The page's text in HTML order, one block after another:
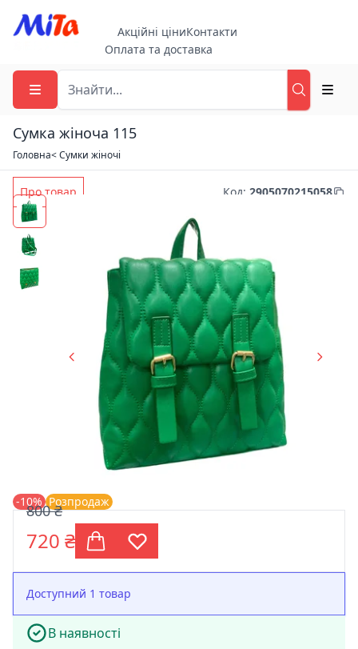
Акційні ціниКонтакти
Оплата та доставка
Сумка жіноча 115
Головна< Сумки жіночі
Про товар Код: 2905070215058
-10% Розпродаж
800 ₴
720 ₴
Доступний 1 товар
В наявності